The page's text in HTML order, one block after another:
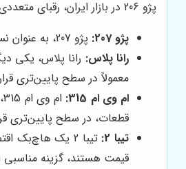
پژو 206 در بازار ایران، رقبای متعددی دارد که هر یک از آن‌ها، دارای ویژگی‌ها و مزایای خاص خود هستند. برخی از مهم‌ترین رقبای پژو 206 عبارتند از:
پژو 207:
پژو 207، به عنوان نسل جدیدتر پژو 206، دارای طراحی مدرن‌تر و امکانات بیشتری است. با این حال، قیمت پژو 207 نیز معمولاً بیشتر از پژو 206 است.
رانا پلاس:
معمولاً در سطح پایین‌تری
ام وی ام 315:
قطعات، در سطح پایین‌تری
تیبا 2:
تیبا 2 یک
قیمت هستند، گزینه مناسبی است. با این حال، تیبا 2 از نظر امکانات و